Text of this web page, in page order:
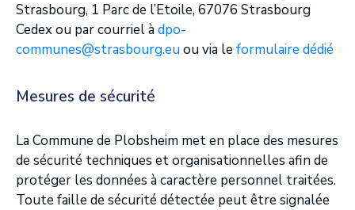
Strasbourg, 1 Parc de l’Etoile, 67076 Strasbourg
Cedex ou par courriel àdpo-
communes@strasbourg.euou via le formulaire dédié
Mesures de sécurité
La Commune de Plobsheim met en place des mesures
de sécurité techniques et organisationnelles afin de
protéger les données à caractère personnel traitées.
Toute faille de sécurité détectée peut être signalée